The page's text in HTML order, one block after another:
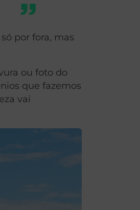
por fora, mas
ou foto do
que fazemos
vai